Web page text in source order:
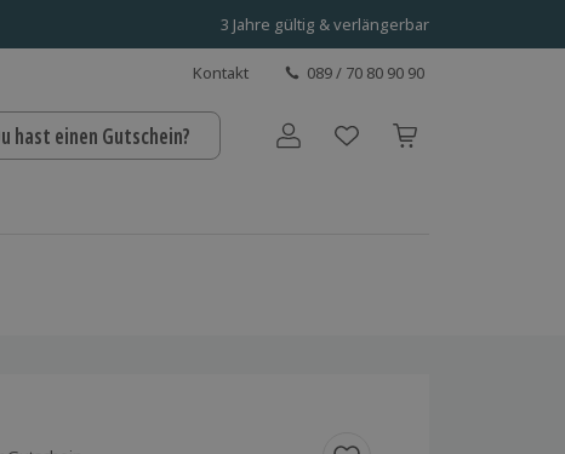
3 Jahre gültig & verlängerbar
Kontakt 089 / 70 80 90 90
hast einen Gutschein? Benutzerkonto